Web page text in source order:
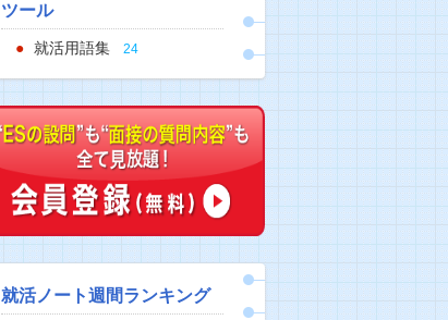
ツール
就活用語集 24
就活ノート週間ランキング